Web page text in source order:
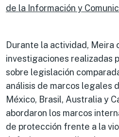
de la Información y
Durante la actividad, Meira
investigaciones realizadas
sobre legislación
análisis de marcos legales
México, Brasil, Australia y
abordaron los marcos
de protección frente a la